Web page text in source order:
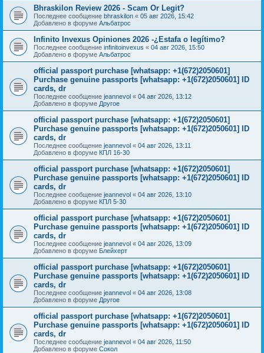
Bhraskilon Review 2026 - Scam Or Legit?
Последнее сообщение bhraskilon « 05 авг 2026, 15:42
Добавлено в форуме Альбатрос
Infinito Invexus Opiniones 2026 -¿Estafa o legítimo?
Последнее сообщение infinitoinvexus « 04 авг 2026, 15:50
Добавлено в форуме Альбатрос
official passport purchase [whatsapp: +1(672)2050601]
Purchase genuine passports [whatsapp: +1(672)2050601] ID
cards, dr
Последнее сообщение jeannevol « 04 авг 2026, 13:12
Добавлено в форуме Другое
official passport purchase [whatsapp: +1(672)2050601]
Purchase genuine passports [whatsapp: +1(672)2050601] ID
cards, dr
Последнее сообщение jeannevol « 04 авг 2026, 13:11
Добавлено в форуме КПЛ 16-30
official passport purchase [whatsapp: +1(672)2050601]
Purchase genuine passports [whatsapp: +1(672)2050601] ID
cards, dr
Последнее сообщение jeannevol « 04 авг 2026, 13:10
Добавлено в форуме КПЛ 5-30
official passport purchase [whatsapp: +1(672)2050601]
Purchase genuine passports [whatsapp: +1(672)2050601] ID
cards, dr
Последнее сообщение jeannevol « 04 авг 2026, 13:09
Добавлено в форуме Блейхерт
official passport purchase [whatsapp: +1(672)2050601]
Purchase genuine passports [whatsapp: +1(672)2050601] ID
cards, dr
Последнее сообщение jeannevol « 04 авг 2026, 13:08
Добавлено в форуме Другое
official passport purchase [whatsapp: +1(672)2050601]
Purchase genuine passports [whatsapp: +1(672)2050601] ID
cards, dr
Последнее сообщение jeannevol « 04 авг 2026, 11:50
Добавлено в форуме Сокол